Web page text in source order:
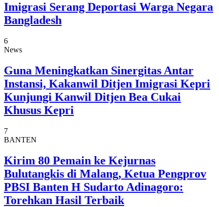
Imigrasi Serang Deportasi Warga Negara
Bangladesh
6
News
Guna Meningkatkan Sinergitas Antar
Instansi, Kakanwil Ditjen Imigrasi Kepri
Kunjungi Kanwil Ditjen Bea Cukai
Khusus Kepri
7
BANTEN
Kirim 80 Pemain ke Kejurnas
Bulutangkis di Malang, Ketua Pengprov
PBSI Banten H Sudarto Adinagoro:
Torehkan Hasil Terbaik